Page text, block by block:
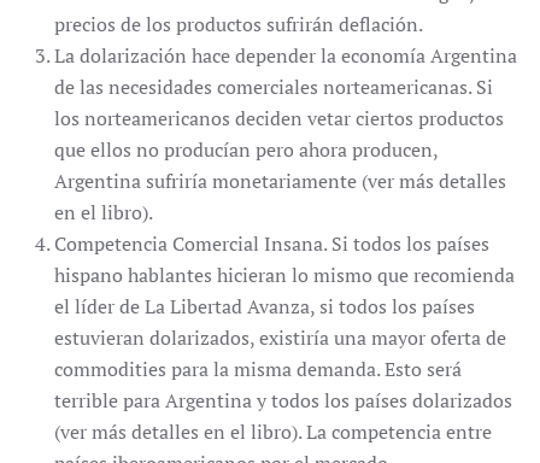
precios de los productos sufrirán deflación.
La dolarización hace depender la economía Argentina
de las necesidades comerciales norteamericanas. Si
los norteamericanos deciden vetar ciertos productos
que ellos no producían pero ahora producen,
Argentina sufriría monetariamente (ver más detalles
en el libro).
Competencia Comercial Insana. Si todos los países
hispano hablantes hicieran lo mismo que recomienda
el líder de La Libertad Avanza, si todos los países
estuvieran dolarizados, existiría una mayor oferta de
commodities para la misma demanda. Esto será
terrible para Argentina y todos los países dolarizados
(ver más detalles en el libro). La competencia entre